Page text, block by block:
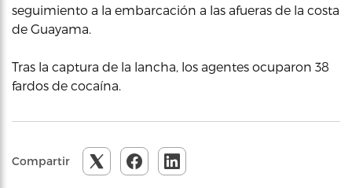
seguimiento a la embarcación a las afueras de la costa
de Guayama.
Tras la captura de la lancha, los agentes ocuparon 38
fardos de cocaína.
Compartir